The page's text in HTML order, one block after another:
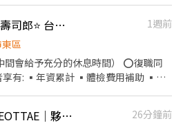
度就業、外籍學生、實習簽約、寒暑
時與主管確認班表 ⭕工作內容 ▪外
品提供→食材補充→確認結帳金額→
、準備、整理→料理製作→提供餐點→
隊合作及交流，採納同仁的意見，提
「🚰洗碗 兼職」 ⭐️日商 壽司郎⭐️ 台中遠雄店
1週前
區
予充分的休息時間） ⭕復職同
享有: ▪年資累計 ▪體檢費用補助 ▪薪
作內容 （服務客人、製作餐點） ▪洗
【深夜裡的熟成肉肉舖 EOTTAE｜夥伴招募中🔥】
26分鐘前